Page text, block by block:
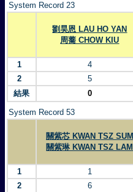
System Record 23
劉昊恩 LAU HO YAN
周蕎 CHOW KIU
1
4
2
5
結果
0
System Record 53
關紫芯 KWAN TSZ SUM
關紫琳 KWAN TSZ LAM
1
1
2
6